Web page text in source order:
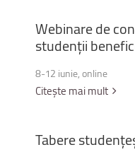
Webinarede
studenții
8-12 iunie, online
Citește mai mult
Tabere